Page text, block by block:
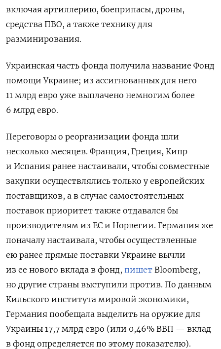
включая артиллерию, боеприпасы, дроны,
средства ПВО, а также технику для
разминирования.
Украинская часть фонда получила название Фонд
помощи Украине; из ассигнованных для него
11 млрд евро уже выплачено немногим более
6 млрд евро.
Переговоры о реорганизации фонда шли
несколько месяцев. Франция, Греция, Кипр
и Испания ранее настаивали, чтобы совместные
закупки осуществлялись только у европейских
поставщиков, а в случае самостоятельных
поставок приоритет также отдавался бы
производителям из ЕС и Норвегии. Германия же
поначалу настаивала, чтобы осуществленные
ею ранее прямые поставки Украине вычли
из ее нового вклада в фонд, пишет Bloomberg,
но другие страны выступили против. По данным
Кильского института мировой экономики,
Германия пообещала выделить на оружие для
Украины 17,7 млрд евро (или 0,46% ВВП — вклад
в фонд определяется по этому показателю).